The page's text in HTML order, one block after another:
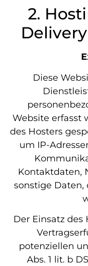
2.
Diese
Website erfasst
des Hosters
um IP-
Kontaktdaten,
sonstige
Der Einsatz
potenziellen
Abs. 1 lit. b